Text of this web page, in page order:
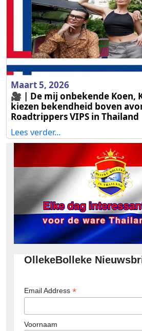
Maart 5, 2026
🎥 | De mij onbekende Koen,
kiezen bekendheid boven
Roadtrippers VIPS in Thailand
Lees verder...
OllekeBolleke
Email Address *
Voornaam